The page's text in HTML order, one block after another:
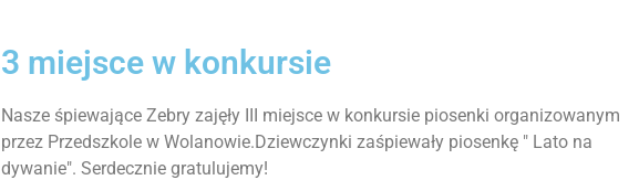
3 miejsce w konkursie
Nasze śpiewające Zebry zajęły III miejsce w konkursie piosenki organizowanym
przez Przedszkole w Wolanowie.Dziewczynki zaśpiewały piosenkę " Lato na
dywanie". Serdecznie gratulujemy!